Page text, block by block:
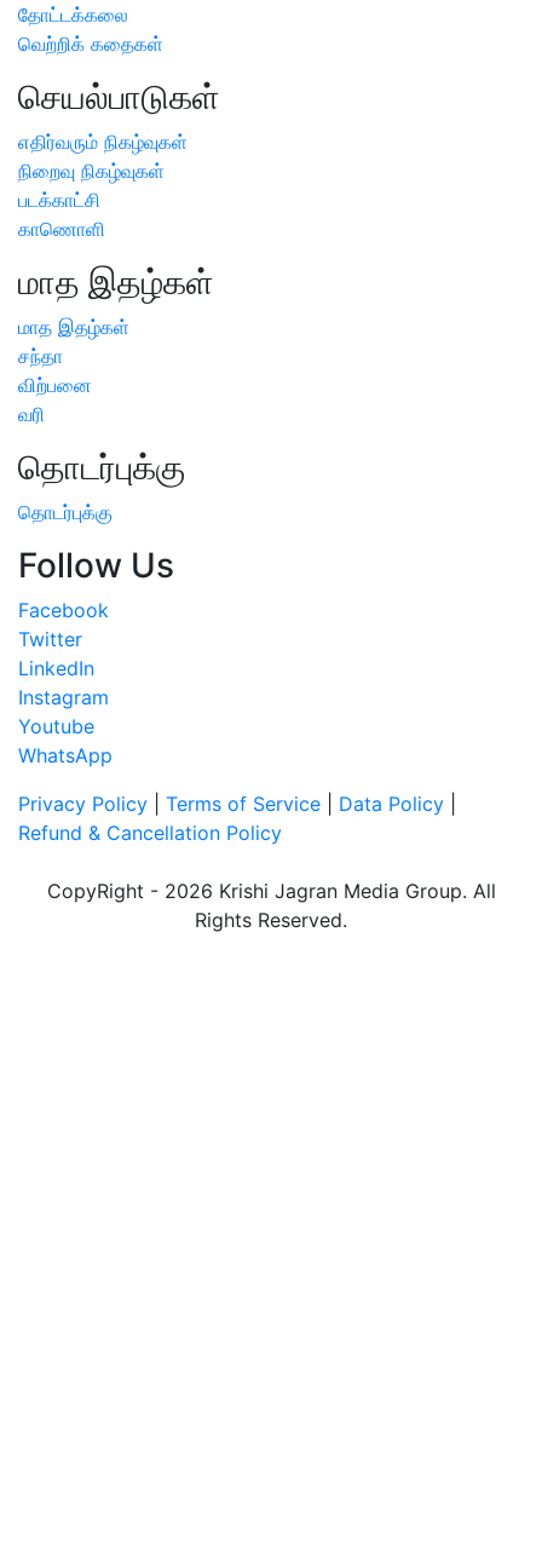
தோட்டக்கலை
வெற்றிக் கதைகள்
செயல்பாடுகள்
எதிர்வரும் நிகழ்வுகள்
நிறைவு நிகழ்வுகள்
படக்காட்சி
காணொளி
மாத இதழ்கள்
மாத இதழ்கள்
சந்தா
விற்பனை
வரி
தொடர்புக்கு
தொடர்புக்கு
Follow Us
Facebook
Twitter
LinkedIn
Instagram
Youtube
WhatsApp
Privacy Policy
Terms of Service Data Policy
Refund & Cancellation Policy
CopyRight - 2026 Krishi Jagran Media Group. All
Rights Reserved.